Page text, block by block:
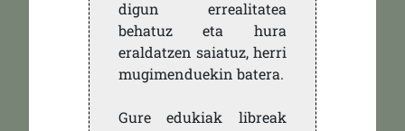
digun errealitatea
behatuz eta hura
eraldatzen saiatuz, herri
mugimenduekin batera.
Gure edukiak libreak